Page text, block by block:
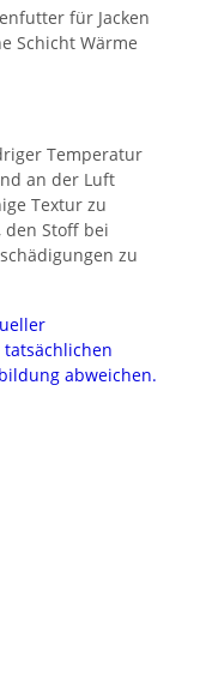
für Jacken
Schicht Wärme
Temperatur
an der Luft
Textur zu
den Stoff bei
zu
abweichen.